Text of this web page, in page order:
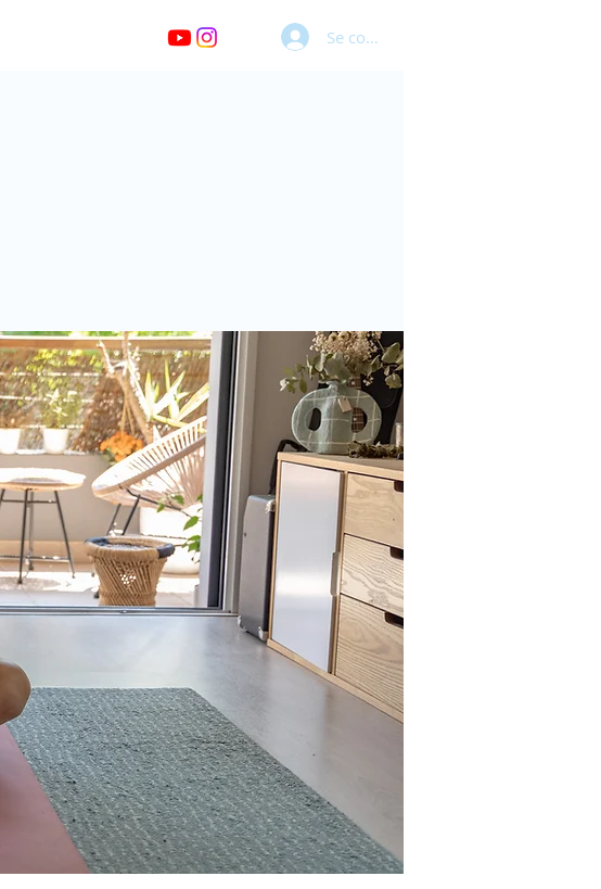
Se connecter